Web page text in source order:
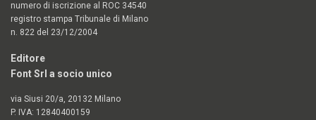
numero di iscrizione al ROC 34540
registro stampa Tribunale di Milano
n. 822 del 23/12/2004
Editore
Font Srl a socio unico
via Siusi 20/a, 20132 Milano
P. IVA: 12840400159